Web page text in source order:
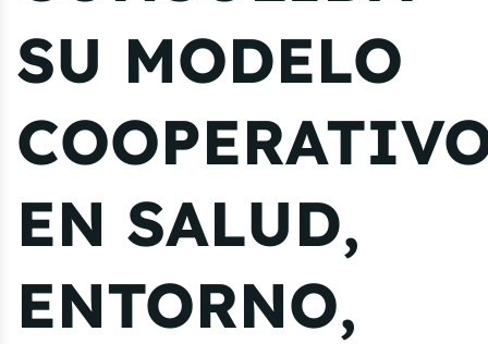
SU MODELO
EN SALUD,
ENTORNO,